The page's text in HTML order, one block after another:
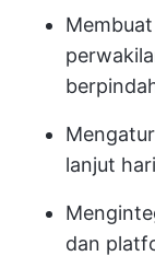
lanjut
dan